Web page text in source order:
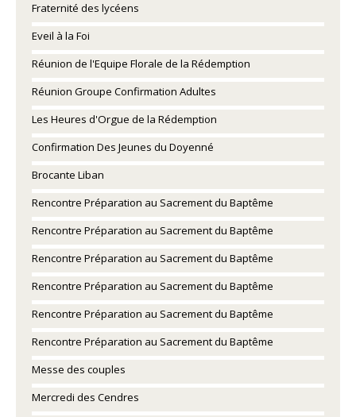
Fraternité des lycéens
Eveil à la Foi
Réunion de l'Equipe Florale de la Rédemption
Réunion Groupe Confirmation Adultes
Les Heures d'Orgue de la Rédemption
Confirmation Des Jeunes du Doyenné
Brocante Liban
Rencontre Préparation au Sacrement du Baptême
Rencontre Préparation au Sacrement du Baptême
Rencontre Préparation au Sacrement du Baptême
Rencontre Préparation au Sacrement du Baptême
Rencontre Préparation au Sacrement du Baptême
Rencontre Préparation au Sacrement du Baptême
Messe des couples
Mercredi des Cendres